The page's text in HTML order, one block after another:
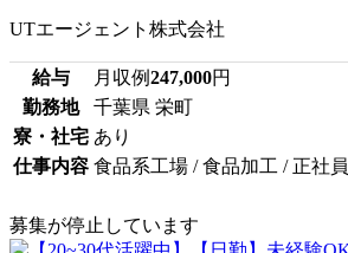
UTエージェント株式会社
給与 月収例247,000円
勤務地
千葉県 栄町
寮・社宅 あり
仕事内容 食品系工場 / 食品加工 / 正社員
募集が停止しています